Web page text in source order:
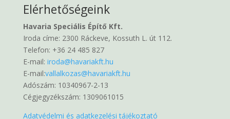
Elérhetőségeink
Havaria Speciális Építő Kft.
Iroda címe: 2300 Ráckeve, Kossuth L. út 112.
Telefon: +36 24 485 827
E-mail: iroda@havariakft.hu
E-mail:vallalkozas@havariakft.hu
Adószám: 10340967-2-13
Cégjegyzékszám: 1309061015
Adatvédelmi és adatkezelési tájékoztató